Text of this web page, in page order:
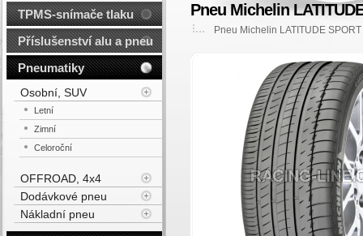
Pneu Michelin
Pneu Michelin LATITUDE
TPMS-snímače tlaku
Příslušenství alu a pneu
Pneumatiky
Osobní, SUV
Letní
Zimní
Celoroční
OFFROAD, 4x4
Dodávkové pneu
Nákladní pneu